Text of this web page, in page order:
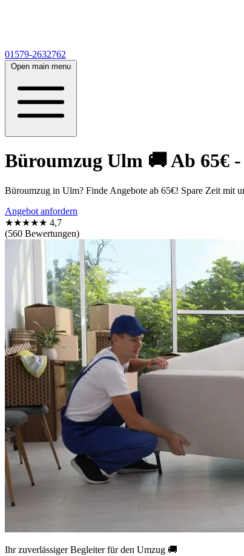
01579-2632762
Open main menu
Büroumzug Ulm 🚚 Ab 65€
Büroumzug in Ulm? Finde Angebote ab 65€! Spare Zeit mit
Angebot anfordern
★★★★★ 4,7
(560 Bewertungen)
Ihr zuverlässiger Begleiter für den Umzug 🚚